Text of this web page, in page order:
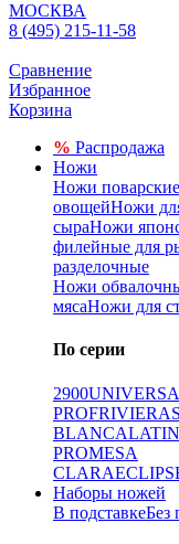
МОСКВА
8 (495) 215-11-58
Сравнение
Избранное
Корзина
% Распродажа
Ножи
Ножи поварские
овощейНожи
сыраНожи
филейные для
разделочные
Ножи
мясаНожи для
По серии
2900
PROFRIVIERA
BLANCA
PROMESA
CLARA
Наборы ножей
В подставкеБез